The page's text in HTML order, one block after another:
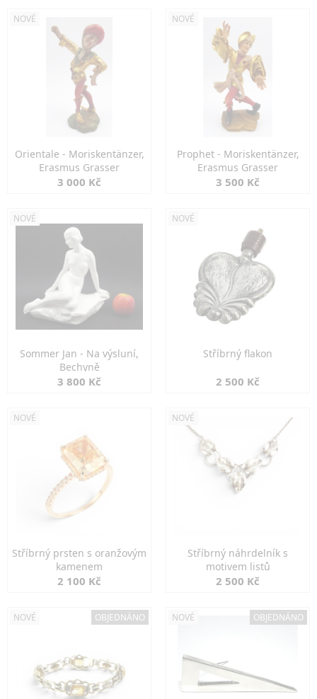
NOVÉ
Orientale - Moriskentänzer,
Erasmus Grasser
3 000 Kč
NOVÉ
Prophet - Moriskentänzer,
Erasmus Grasser
3 500 Kč
NOVÉ
Sommer Jan - Na výsluní,
Bechyně
3 800 Kč
NOVÉ
Stříbrný flakon
2 500 Kč
NOVÉ
Stříbrný prsten s oranžovým
kamenem
2 100 Kč
NOVÉ
Stříbrný náhrdelník s
motivem listů
2 500 Kč
NOVÉ OBJEDNÁNO NOVÉ OBJEDNÁNO